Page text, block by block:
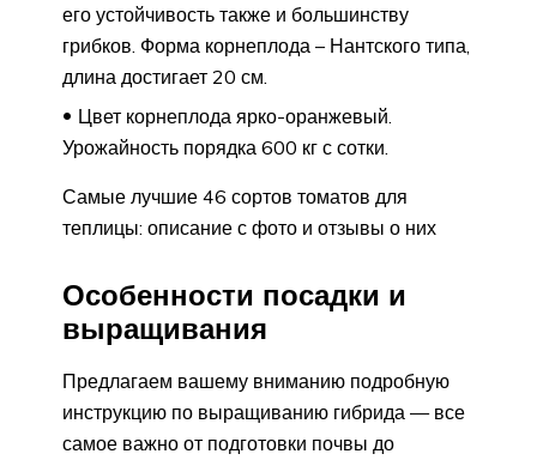
его устойчивость также и большинству
грибков. Форма корнеплода – Нантского типа,
длина достигает 20 см.
Цвет корнеплода ярко-оранжевый.
Урожайность порядка 600 кг с сотки.
Самые лучшие 46 сортов томатов для
теплицы: описание с фото и отзывы о них
Особенности посадки и
выращивания
Предлагаем вашему вниманию подробную
инструкцию по выращиванию гибрида — все
самое важно от подготовки почвы до